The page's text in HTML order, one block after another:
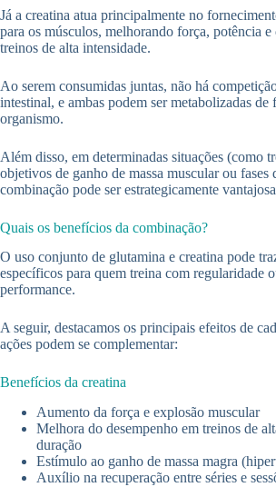
Já a creatina atua principalmente no
para os músculos, melhorando força, potência e
treinos de alta intensidade.
Ao serem consumidas juntas, não há
intestinal, e ambas podem ser metabolizadas
organismo.
Além disso, em determinadas situações (como
objetivos de ganho de massa muscular ou fases
combinação pode ser estrategicamente
Quais os benefícios da combinação?
O uso conjunto de glutamina e creatina pode
específicos para quem treina com regularidade
performance.
A seguir, destacamos os principais efeitos de
ações podem se complementar:
Benefícios da creatina
Aumento da força e explosão muscular
Melhora do desempenho em treinos de
duração
Estímulo ao ganho de massa magra
Auxílio na recuperação entre séries e